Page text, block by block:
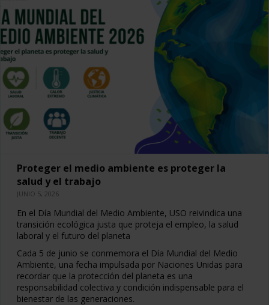
Proteger el medio ambiente es proteger la
salud y el trabajo
JUNIO 5, 2026
En el Día Mundial del Medio Ambiente, USO reivindica una
transición ecológica justa que proteja el empleo, la salud
laboral y el futuro del planeta
Cada 5 de junio se conmemora el Día Mundial del Medio
Ambiente, una fecha impulsada por Naciones Unidas para
recordar que la protección del planeta es una
responsabilidad colectiva y condición indispensable para el
bienestar de las generaciones.